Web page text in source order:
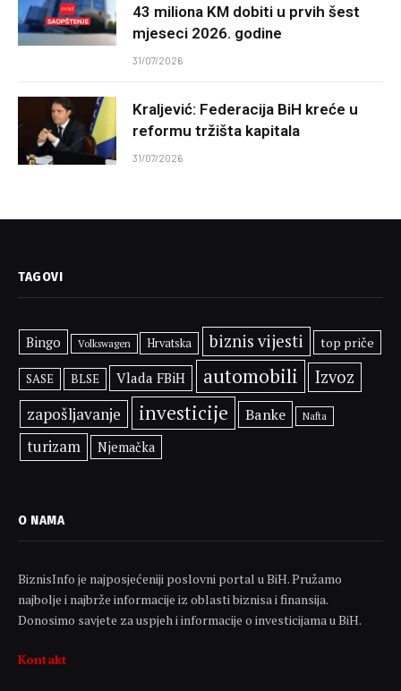
43 miliona KM dobiti u prvih šest
mjeseci 2026. godine
31/07/2026
Kraljević: Federacija BiH kreće u
reformu tržišta kapitala
31/07/2026
TAGOVI
Bingo Volkswagen Hrvatska biznis vijesti top priče
SASE BLSE Vlada FBiH automobili Izvoz
zapošljavanje investicije Banke Nafta
turizam Njemačka
O NAMA
BiznisInfo je najposjećeniji poslovni portal u BiH. Pružamo
najbolje i najbrže informacije iz oblasti biznisa i finansija.
Donosimo savjete za uspjeh i informacije o investicijama u BiH.
Kontakt